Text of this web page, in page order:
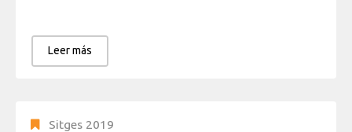
Leer más
Sitges 2019